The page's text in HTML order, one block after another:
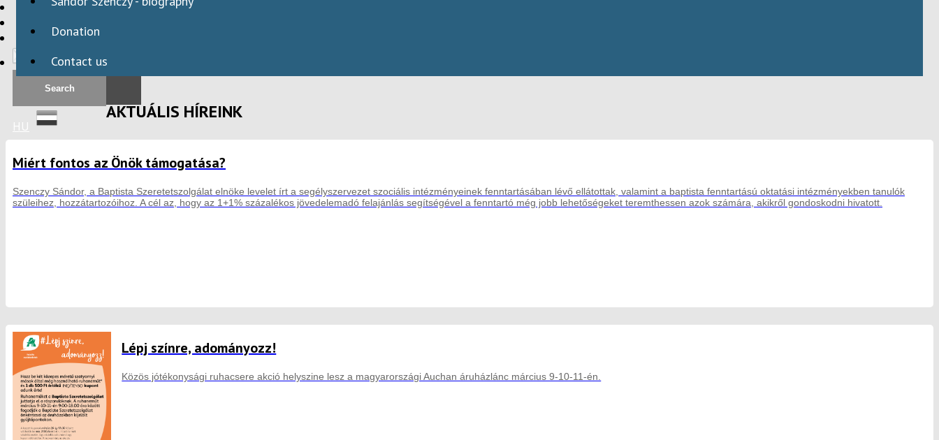
HBAID
INTERNATIONAL PROGRAMS
HU
Donation
Contact us
AKTUÁLIS HÍREINK
Miért fontos az Önök támogatása?
Szenczy Sándor, a Baptista Szeretetszolgálat elnöke levelet írt a segélyszervezet szociális intézményeinek fenntartásában lévő ellátottak, valamint a baptista fenntartású oktatási intézményekben tanulók
szüleihez, hozzátartozóihoz. A cél az, hogy az 1+1% százalékos jövedelemadó felajánlás segítségével a fenntartó még jobb lehetőségeket teremthessen azok számára, akikről gondoskodni hivatott.
Lépj színre, adományozz!
Közös jótékonysági ruhacsere akció helyszine lesz a magyarországi Auchan áruházlánc március 9-10-11-én.